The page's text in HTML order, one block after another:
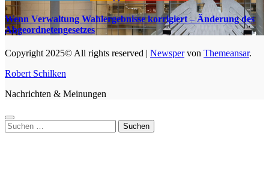
Wenn Verwaltung Wahlergebnisse korrigiert – Änderung des
Abgeordnetengesetzes
Copyright 2025© All rights reserved | Newspervon Themeansar.
Robert Schilken
Nachrichten & Meinungen
Suche
nach: